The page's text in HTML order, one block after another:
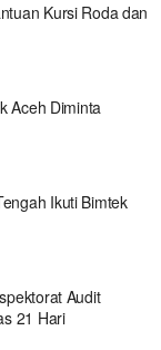
Kursi Roda dan
Aceh Diminta
Ikuti Bimtek
Audit
21 Hari